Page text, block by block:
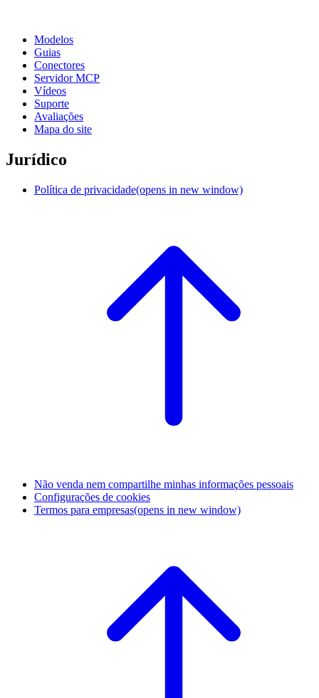
Modelos
Guias
Conectores
Servidor MCP
Vídeos
Suporte
Avaliações
Mapa do site
Jurídico
Política de privacidade(opens in new window)
Não venda nem compartilhe minhas informações pessoais
Configurações de cookies
Termos para empresas(opens in new window)